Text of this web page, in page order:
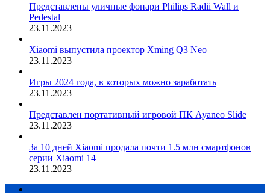
Представлены уличные фонари Philips Radii Wall и
Pedestal
23.11.2023
Xiaomi выпустила проектор Xming Q3 Neo
23.11.2023
Игры 2024 года, в которых можно заработать
23.11.2023
Представлен портативный игровой ПК Ayaneo Slide
23.11.2023
За 10 дней Xiaomi продала почти 1.5 млн смартфонов
серии Xiaomi 14
23.11.2023